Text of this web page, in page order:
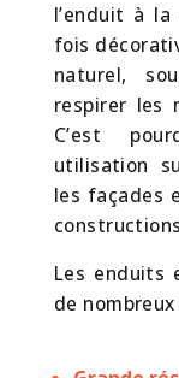
l’enduit à
fois
naturel,
respirer les
C’est
utilisation
les façades
Les enduits
de